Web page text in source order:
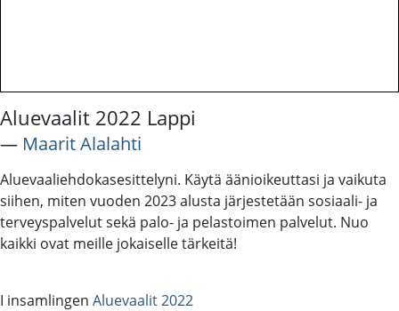
Aluevaalit 2022 Lappi
― Maarit Alalahti
Aluevaaliehdokasesittelyni. Käytä äänioikeuttasi ja vaikuta
siihen, miten vuoden 2023 alusta järjestetään sosiaali- ja
terveyspalvelut sekä palo- ja pelastoimen palvelut. Nuo
kaikki ovat meille jokaiselle tärkeitä!
I insamlingen Aluevaalit 2022